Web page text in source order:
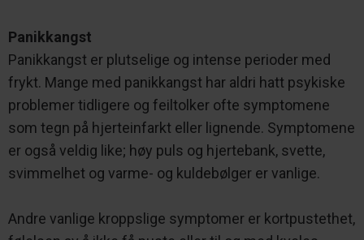
Panikkangst
Panikkangst er plutselige og intense perioder med
frykt. Mange med panikkangst har aldri hatt psykiske
problemer tidligere og feiltolker ofte symptomene
som tegn på hjerteinfarkt eller lignende. Symptomene
er også veldig like; høy puls og hjertebank, svette,
svimmelhet og varme- og kuldebølger er vanlige.
Andre vanlige kroppslige symptomer er kortpustethet,